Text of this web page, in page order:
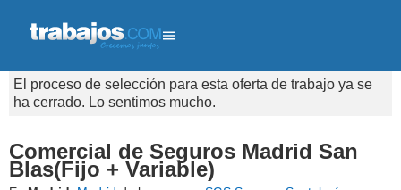
El proceso de selección para esta oferta de trabajo ya se
ha cerrado. Lo sentimos mucho.
Comercial de Seguros Madrid San
Blas(Fijo + Variable)